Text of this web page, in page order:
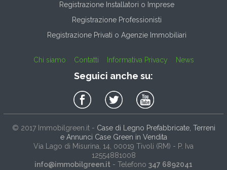
Registrazione Installatori o Imprese
Registrazione Professionisti
Registrazione Privati o Agenzie Immobiliari
Chi siamo Contatti Informativa Privacy News
Seguici anche su:
© 2017 Immobilgreen.it- Case di Legno Prefabbricate, Terreni
e Annunci Case Green in Vendita
Via Lago di Misurina, 14 , 00019 Tivoli (RM) - P. Iva
12554881008
info@immobilgreen.it - Telefono 347 6892041